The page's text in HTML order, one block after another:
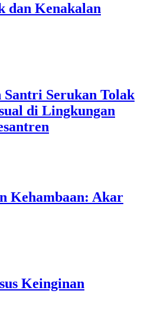
dan Kenakalan
Santri Serukan Tolak
di Lingkungan
Kehambaan: Akar
Keinginan